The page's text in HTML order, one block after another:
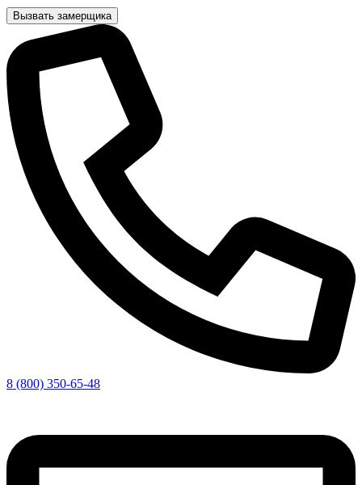
Вызвать замерщика
8 (800) 350-65-48